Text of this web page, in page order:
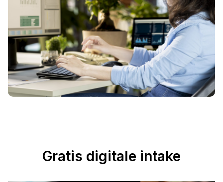
Gratis digitale intake